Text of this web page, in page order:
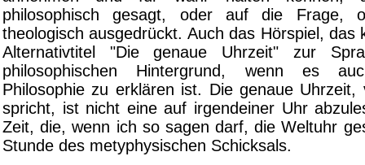
philosophisch gesagt, oder auf die
theologisch ausgedrückt. Auch das Hörspiel, das
Alternativtitel "Die genaue Uhrzeit" zur
philosophischen Hintergrund, wenn es
Philosophie zu erklären ist. Die genaue
spricht, ist nicht eine auf irgendeiner Uhr
Zeit, die, wenn ich so sagen darf, die Weltuhr
Stunde des metyphysischen Schicksals.